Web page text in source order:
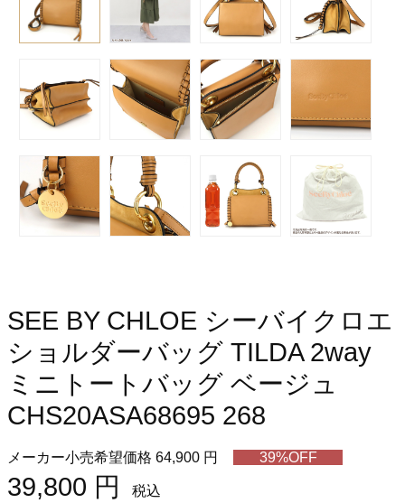
SEE BY CHLOE シーバイクロエ
ショルダーバッグ TILDA 2way
ミニトートバッグ ベージュ
CHS20ASA68695 268
メーカー小売希望価格 64,900 円 39%OFF
39,800 円 税込